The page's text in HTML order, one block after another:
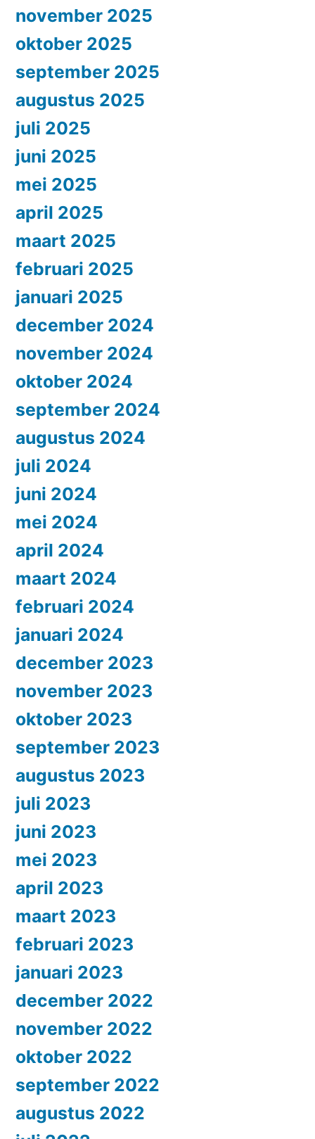
november 2025
oktober 2025
september 2025
augustus 2025
juli 2025
juni 2025
mei 2025
april 2025
maart 2025
februari 2025
januari 2025
december 2024
november 2024
oktober 2024
september 2024
augustus 2024
juli 2024
juni 2024
mei 2024
april 2024
maart 2024
februari 2024
januari 2024
december 2023
november 2023
oktober 2023
september 2023
augustus 2023
juli 2023
juni 2023
mei 2023
april 2023
maart 2023
februari 2023
januari 2023
december 2022
november 2022
oktober 2022
september 2022
augustus 2022